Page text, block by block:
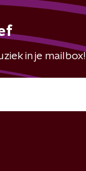
in je mailbox!